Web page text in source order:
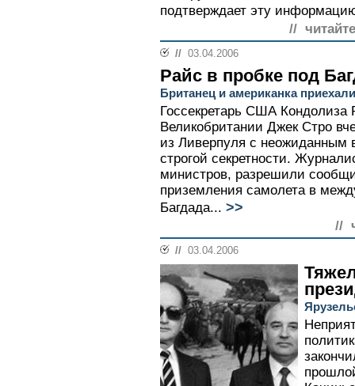
подтверждает эту
//
// 03.04.2006
Райс в пробке под
Британец и американка
Госсекретарь США
Великобритании Джек Стро
из Ливерпуля с неожиданным
строгой секретности.
министров, разрешили
приземления самолета в
Багдада... >>
//
// 03.04.2006